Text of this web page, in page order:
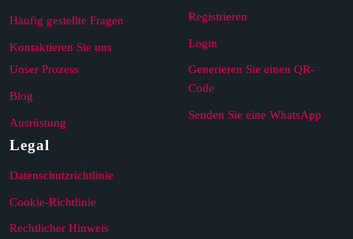
Häufig gestellte Fragen
Kontaktieren Sie uns
Unser Prozess
Blog
Ausrüstung
Registrieren
Login
Generieren Sie einen QR-
Code
Senden Sie eine WhatsApp
Legal
Datenschutzrichtlinie
Cookie-Richtlinie
Rechtlicher Hinweis